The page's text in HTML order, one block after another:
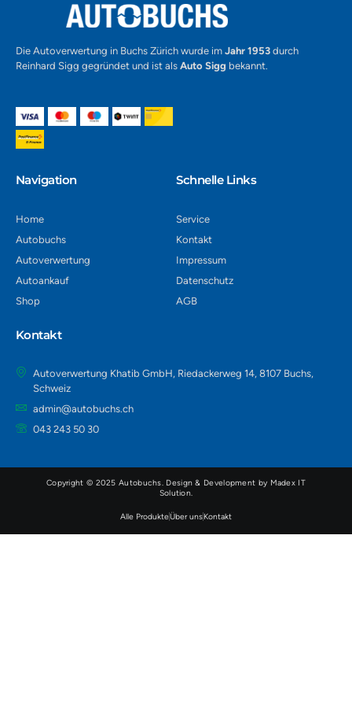
Die Autoverwertung in Buchs Zürich wurde im Jahr 1953durch
Reinhard Sigg gegründet und ist als Auto Sigg bekannt.
Navigation​
Home
Autobuchs
Autoverwertung
Autoankauf
Shop
Schnelle Links
Service
Kontakt
Impressum
Datenschutz
AGB
Kontakt
Autoverwertung Khatib GmbH, Riedackerweg 14, 8107 Buchs,
Schweiz
admin@autobuchs.ch
043 243 50 30
Copyright © 2025 Autobuchs. Design & Development by Madex IT
Solution.
Alle ProdukteÜber unsKontakt